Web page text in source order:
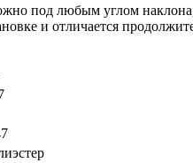
под любым углом
и отличается